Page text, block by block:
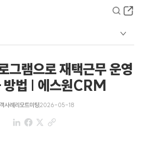
그램으로 재택근무 운영
방법 | 에스원CRM
사례리모트미팅 2026-05-18